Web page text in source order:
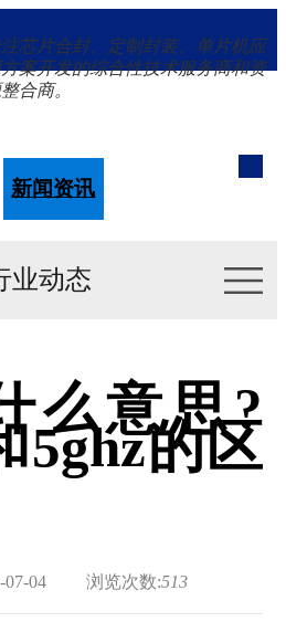
注芯片合封、定制封装、单片机应
案开发的综合性技术服务商和资
合商。
新闻资讯
业动态
么意思?
5ghz的区
07-04 浏览次数:513